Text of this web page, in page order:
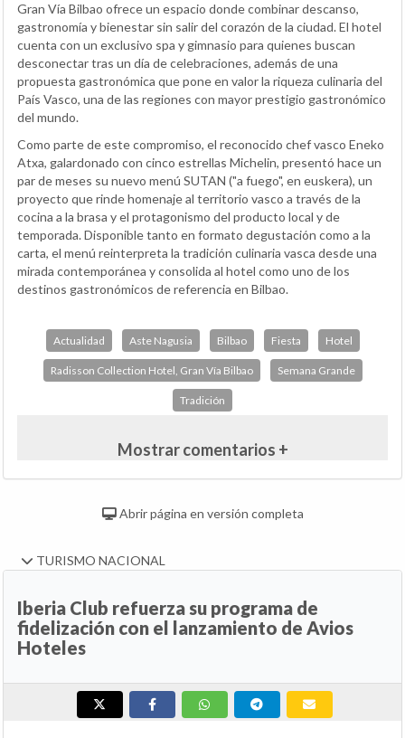
Gran Vía Bilbao ofrece un espacio donde combinar descanso,
gastronomía y bienestar sin salir del corazón de la ciudad. El hotel
cuenta con un exclusivo spa y gimnasio para quienes buscan
desconectar tras un día de celebraciones, además de una
propuesta gastronómica que pone en valor la riqueza culinaria del
País Vasco, una de las regiones con mayor prestigio gastronómico
del mundo.
Como parte de este compromiso, el reconocido chef vasco Eneko
Atxa, galardonado con cinco estrellas Michelin, presentó hace un
par de meses su nuevo menú SUTAN ("a fuego", en euskera), un
proyecto que rinde homenaje al territorio vasco a través de la
cocina a la brasa y el protagonismo del producto local y de
temporada. Disponible tanto en formato degustación como a la
carta, el menú reinterpreta la tradición culinaria vasca desde una
mirada contemporánea y consolida al hotel como uno de los
destinos gastronómicos de referencia en Bilbao.
Actualidad Aste Nagusia Bilbao Fiesta Hotel
Radisson Collection Hotel, Gran Vía Bilbao Semana Grande
Tradición
Mostrar comentarios +
Abrir página en versión completa
TURISMO NACIONAL
Iberia Club refuerza su programa de
fidelización con el lanzamiento de Avios
Hoteles